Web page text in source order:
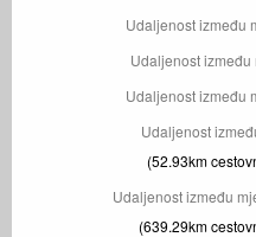
Udaljenost između
Udaljenost između
Udaljenost između
Udaljenost
(52.93km
Udaljenost između
(639.29km